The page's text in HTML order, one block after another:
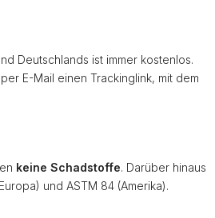
Deutschlands ist immer kostenlos.
E-Mail einen Trackinglink, mit dem
keine Schadstoffe. Darüber hinaus
und ASTM 84 (Amerika).